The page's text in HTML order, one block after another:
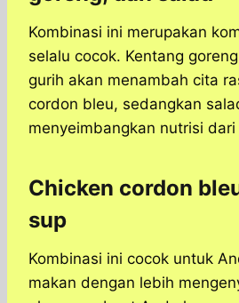
Kombinasi ini merupakan
selalu cocok. Kentang
gurih akan menambah cita
cordon bleu, sedangkan
menyeimbangkan nutrisi
Chicken cordon
sup
Kombinasi ini cocok untuk
makan dengan lebih